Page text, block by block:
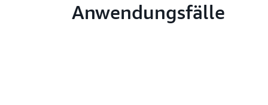
Anwendungsfälle